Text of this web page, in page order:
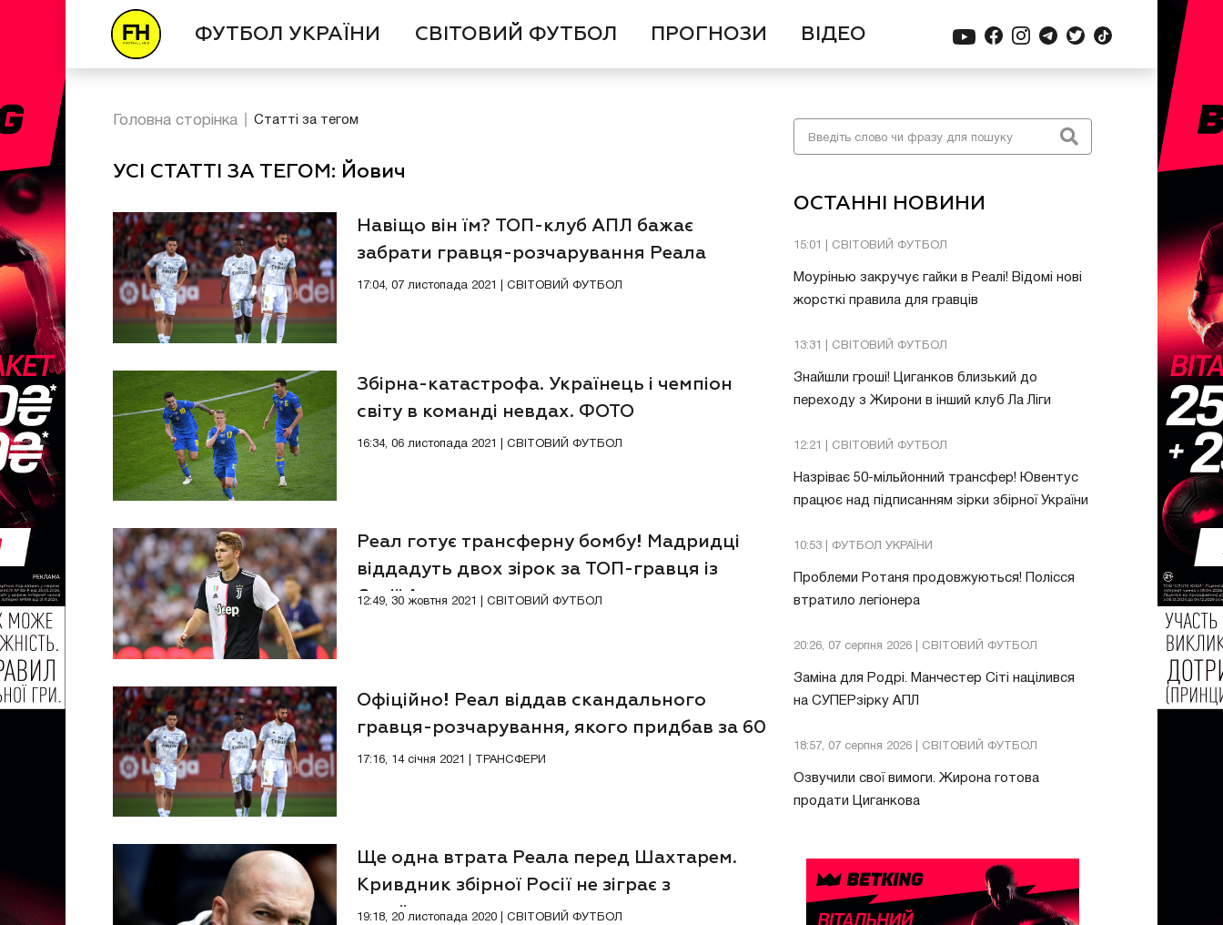
ФУТБОЛ УКРАЇНИ СВІТОВИЙ ФУТБОЛ ПРОГНОЗИ ВІДЕО
ОСТАННІ НОВИНИ
15:01 | СВІТОВИЙ ФУТБОЛ
Моурінью закручує гайки в Реалі! Відомі нові
жорсткі правила для гравців
13:31 | СВІТОВИЙ ФУТБОЛ
Знайшли гроші! Циганков близький до
переходу з Жирони в інший клуб Ла Ліги
12:21 | СВІТОВИЙ ФУТБОЛ
Назріває 50-мільйонний трансфер! Ювентус
працює над підписанням зірки збірної України
10:53 | ФУТБОЛ УКРАЇНИ
Проблеми Ротаня продовжуються! Полісся
втратило легіонера
20:26, 07 серпня 2026 | СВІТОВИЙ ФУТБОЛ
Заміна для Родрі. Манчестер Сіті націлився
на СУПЕРзірку АПЛ
18:57, 07 серпня 2026 | СВІТОВИЙ ФУТБОЛ
Озвучили свої вимоги. Жирона готова
продати Циганкова
Головна сторінка Статті за тегом
УСІ СТАТТІ ЗА ТЕГОМ: Йович
Навіщо він їм? ТОП-клуб АПЛ бажає
забрати гравця-розчарування Реала
17:04, 07 листопада 2021 | СВІТОВИЙ ФУТБОЛ
Збірна-катастрофа. Українець і чемпіон
світу в команді невдах. ФОТО
16:34, 06 листопада 2021 | СВІТОВИЙ ФУТБОЛ
Реал готує трансферну бомбу! Мадридці
віддадуть двох зірок за ТОП-гравця із
Серії А
12:49, 30 жовтня 2021 | СВІТОВИЙ ФУТБОЛ
Офіційно! Реал віддав скандального
гравця-розчарування, якого придбав за 60
млн євро
17:16, 14 січня 2021 | ТРАНСФЕРИ
Ще одна втрата Реала перед Шахтарем.
Кривдник збірної Росії не зіграє з
українцями
19:18, 20 листопада 2020 | СВІТОВИЙ ФУТБОЛ